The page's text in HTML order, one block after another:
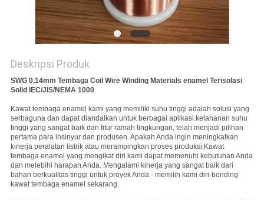
Deskripsi Produk
SWG 0,14mm Tembaga Coil Wire Winding Materials enamel Terisolasi
Solid IEC/JIS/NEMA 1000
Kawat tembaga enamel kami yang memiliki suhu tinggi adalah solusi yang
serbaguna dan dapat diandalkan untuk berbagai aplikasi.ketahanan suhu
tinggi yang sangat baik dan fitur ramah lingkungan, telah menjadi pilihan
pertama para insinyur dan produsen. Apakah Anda ingin meningkatkan
kinerja peralatan listrik atau merampingkan proses produksi,Kawat
tembaga enamel yang mengikat diri kami dapat memenuhi kebutuhan Anda
dan melebihi harapan Anda. Mengalami kinerja yang sangat baik dari
bahan berkualitas tinggi untuk proyek Anda - memilih kami diri-bonding
kawat tembaga enamel sekarang.